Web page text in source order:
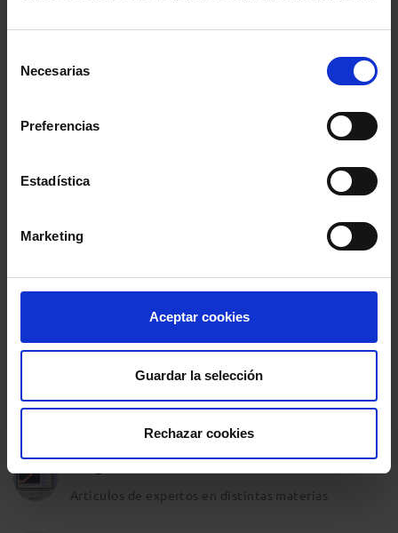
Necesarias
Preferencias
Estadística
Marketing
Aceptar cookies
Guardar la selección
Rechazar cookies
Noticias
Podcast Abogacía
Agenda
Entrevistas
Opinión y análisis
PUBLICACIONES PARA ESTAR AL DÍA
Artículos de expertos en distintas materias